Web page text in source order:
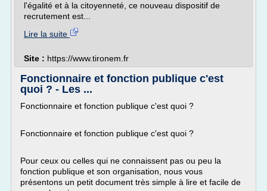
l'égalité et à la citoyenneté, ce nouveau dispositif de
recrutement est...
Lire la suite
Site : https://www.tironem.fr
Fonctionnaire et fonction publique c'est
quoi ? - Les ...
Fonctionnaire et fonction publique c'est quoi ?
Fonctionnaire et fonction publique c'est quoi ?
Pour ceux ou celles qui ne connaissent pas ou peu la
fonction publique et son organisation, nous vous
présentons un petit document très simple à lire et facile de